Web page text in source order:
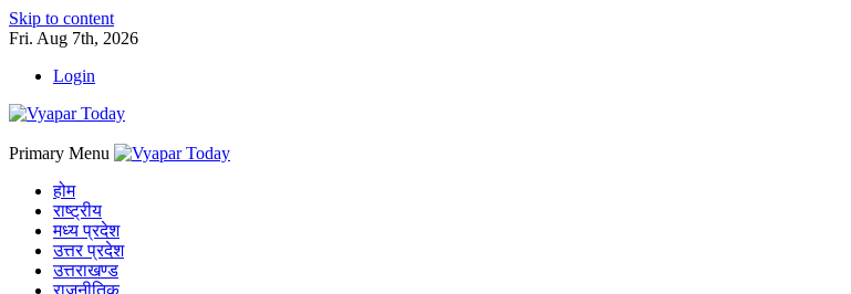
Skip to content
Fri. Aug 7th, 2026
Login
Primary Menu
होम
राष्ट्रीय
मध्य प्रदेश
उत्तर प्रदेश
उत्तराखण्ड
राजनीतिक